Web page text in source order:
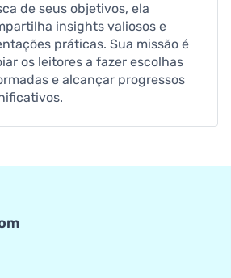
de seus objetivos, ela
insights valiosos e
práticas. Sua missão é
os leitores a fazer escolhas
e alcançar progressos